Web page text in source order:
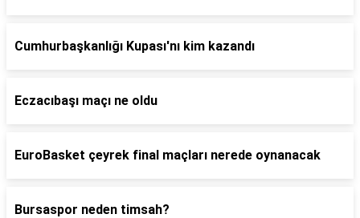
Cumhurbaşkanlığı Kupası'nı kim kazandı
Eczacıbaşı maçı ne oldu
EuroBasket çeyrek final maçları nerede oynanacak
Bursaspor neden timsah?